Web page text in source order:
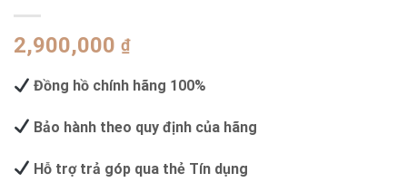
2,900,000 ₫
Đồng hồ chính hãng 100%
Bảo hành theo quy định của hãng
Hỗ trợ trả góp qua thẻ Tín dụng